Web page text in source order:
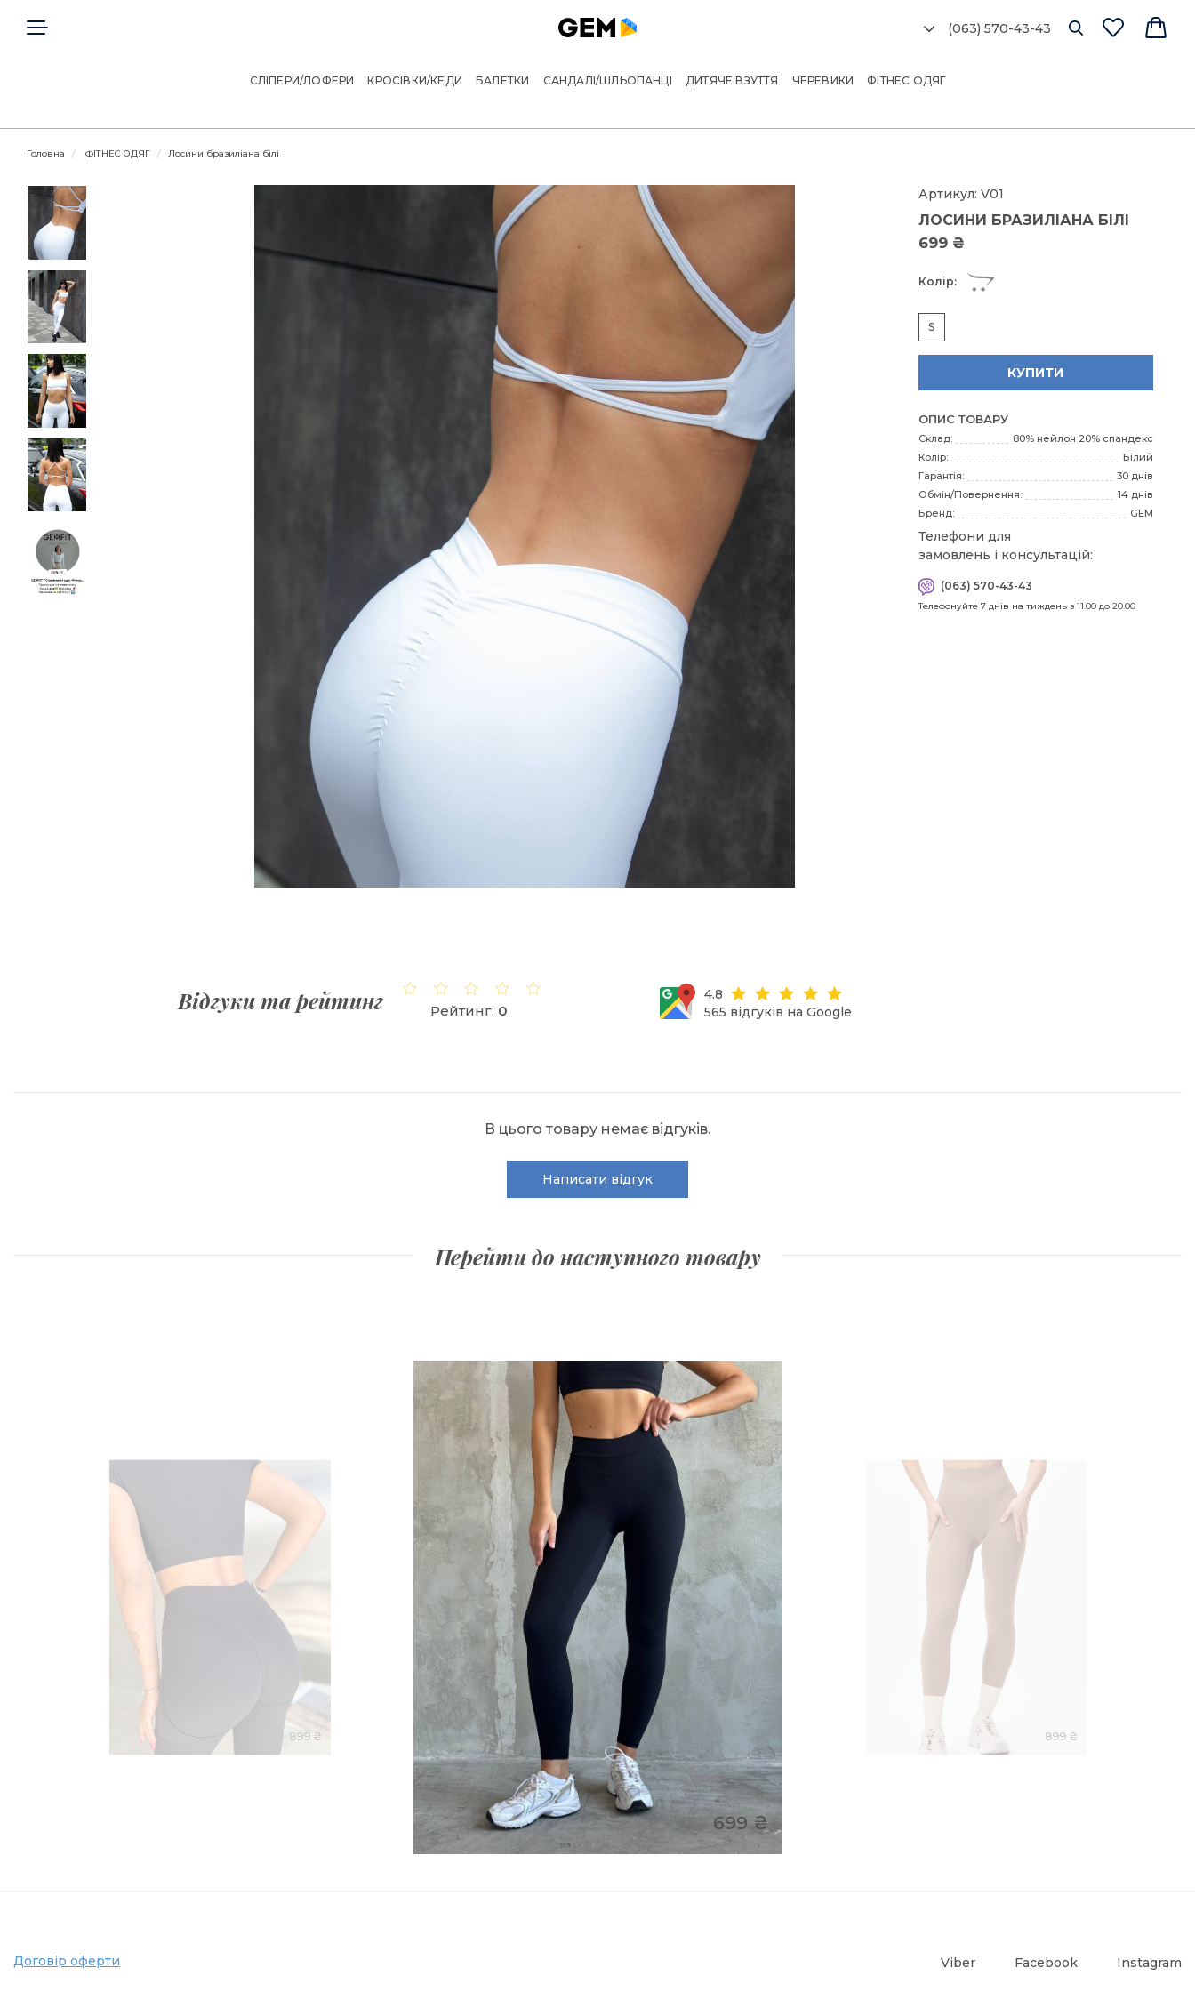
(063) 570-43-43
СЛІПЕРИ/ЛОФЕРИ КРОСІВКИ/КЕДИ БАЛЕТКИ САНДАЛІ/ШЛЬОПАНЦІ ДИТЯЧЕ ВЗУТТЯ ЧЕРЕВИКИ ФІТНЕС ОДЯГ
МИ В СОЦІАЛЬНИХ МЕРЕЖАХ
Головна ФІТНЕС ОДЯГ Лосини бразиліана білі
Артикул: V01
ЛОСИНИ БРАЗИЛІАНА БІЛІ
699 ₴
Колір:
S
КУПИТИ
ОПИС ТОВАРУ
Склад:
80% нейлон 20% спандекс
Колір:
Білий
Гарантія:
30 днів
Обмін/Повернення:
14 днів
Бренд:
GEM
Телефони для
замовлень і консультацій:
(063) 570-43-43
Телефонуйте 7 днів на тиждень з 11.00 до 20.00
4.8
565 відгуків на Google
Відгуки та рейтинг Рейтинг: 0
В цього товару немає відгуків.
Написати відгук
Перейти до наступного товару
899 ₴
699 ₴
899 ₴
Договір оферти Viber Facebook Instagram